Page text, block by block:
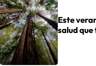
Este
salud